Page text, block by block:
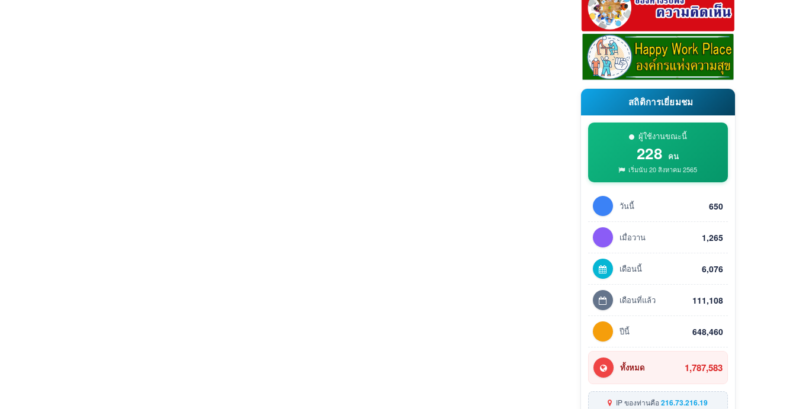
สถิติการเยี่ยมชม
ผู้ใช้งานขณะนี้
228 คน
เริ่มนับ 20 สิงหาคม 2565
วันนี้ 650
เมื่อวาน 1,265
เดือนนี้ 6,076
เดือนที่แล้ว 111,108
ปีนี้ 648,460
ทั้งหมด 1,787,583
IP ของท่านคือ216.73.216.19